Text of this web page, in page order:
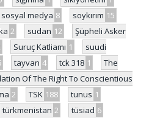
sosyal medya 8 soykırım 15
2 sudan 12
Şüpheli Asker
Suruç Katliamı 1
suudi
tayvan 4 tck 318 1
The
Of The Right To Conscientious
2 TSK 188 tunus 1
türkmenistan 2 tüsiad 6